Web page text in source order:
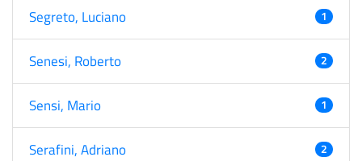
Segreto, Luciano 1
Senesi, Roberto 2
Sensi, Mario 1
Serafini, Adriano 2